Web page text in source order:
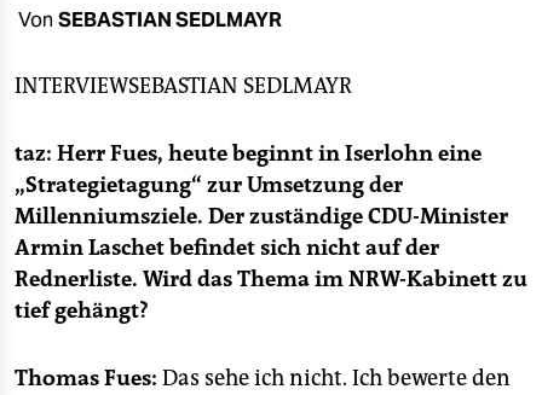
nord
wahrheit
verlag
veranstaltungen
shop
fragen & hilfe
unterstützen
Von SEBASTIAN SEDLMAYR
INTERVIEWSEBASTIAN SEDLMAYR
taz: Herr Fues, heute beginnt in Iserlohn eine
„Strategietagung“ zur Umsetzung der
Millenniumsziele. Der zuständige CDU-Minister
Armin Laschet befindet sich nicht auf der
Rednerliste. Wird das Thema im NRW-Kabinett zu
tief gehängt?
Thomas Fues: Das sehe ich nicht. Ich bewerte den